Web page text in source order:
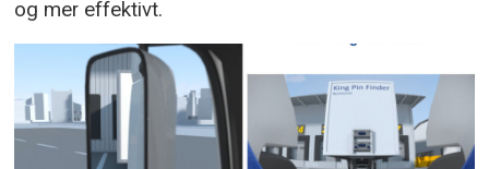
og mer effektivt.